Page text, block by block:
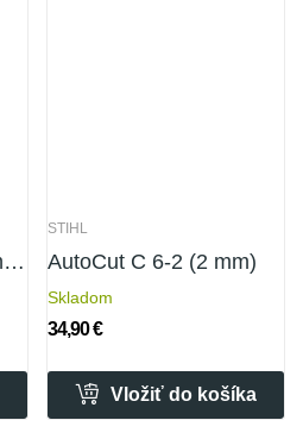
AutoCut C 26-2 (2,4 mm)
STIHL
AutoCut C 6-2 (2 mm)
Skladom
34,90 €
Vložiť do košíka